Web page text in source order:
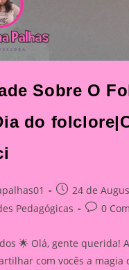
Sobre O
do
Post
published:
24 de
Pedagógicas
Post0
🌟 Olá, gente querida!
com vocês a magia